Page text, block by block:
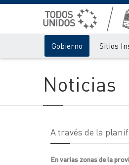
Gobierno Sitios
Noticias
A través de la
En varias zonas de la